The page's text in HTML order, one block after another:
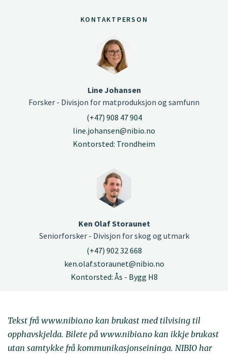
KONTAKTPERSON
Line Johansen
Forsker - Divisjon for matproduksjon og samfunn
(+47) 908 47 904
line.johansen@nibio.no
Kontorsted: Trondheim
Ken Olaf Storaunet
Seniorforsker - Divisjon for skog og utmark
(+47) 902 32 668
ken.olaf.storaunet@nibio.no
Kontorsted: Ås - Bygg H8
Tekst frå www.nibio.no kan brukast med tilvising til
opphavskjelda. Bilete på www.nibio.no kan ikkje brukast
utan samtykke frå kommunikasjonseininga. NIBIO har